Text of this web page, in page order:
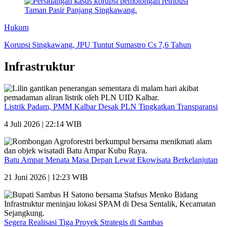
Hukum
Korupsi Singkawang, JPU Tuntut Sumastro Cs 7,6 Tahun
Infrastruktur
Listrik Padam, PMM Kalbar Desak PLN Tingkatkan Transparansi
4 Juli 2026 | 22:14 WIB
Batu Ampar Menata Masa Depan Lewat Ekowisata Berkelanjutan
21 Juni 2026 | 12:23 WIB
Segera Realisasi Tiga Proyek Strategis di Sambas